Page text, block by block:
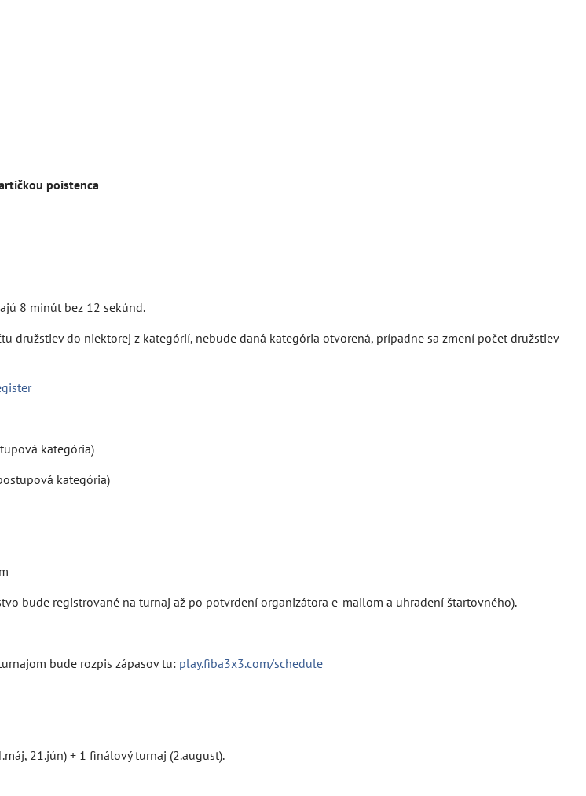
poistenca
8 minút bez 12 sekúnd.
družstiev do niektorej z kategórií, nebude daná kategória otvorená, prípadne sa zmení počet družstiev
kategória)
kategória)
bude registrované na turnaj až po potvrdení organizátora e-mailom a uhradení štartovného).
bude rozpis zápasov tu: play.fiba3x3.com/schedule
21.jún) + 1 finálový turnaj (2.august).